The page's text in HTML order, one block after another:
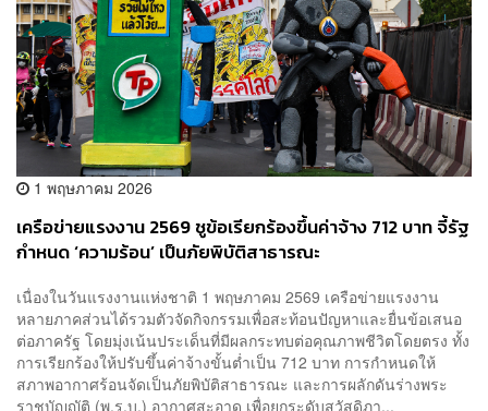
1 พฤษภาคม 2026
เครือข่ายแรงงาน 2569 ชูข้อเรียกร้องขึ้นค่าจ้าง 712 บาท จี้รัฐ
กำหนด ‘ความร้อน’ เป็นภัยพิบัติสาธารณะ
เนื่องในวันแรงงานแห่งชาติ 1 พฤษภาคม 2569 เครือข่ายแรงงาน
หลายภาคส่วนได้รวมตัวจัดกิจกรรมเพื่อสะท้อนปัญหาและยื่นข้อเสนอ
ต่อภาครัฐ โดยมุ่งเน้นประเด็นที่มีผลกระทบต่อคุณภาพชีวิตโดยตรง ทั้ง
การเรียกร้องให้ปรับขึ้นค่าจ้างขั้นต่ำเป็น 712 บาท การกำหนดให้
สภาพอากาศร้อนจัดเป็นภัยพิบัติสาธารณะ และการผลักดันร่างพระ
ราชบัญญัติ (พ.ร.บ.) อากาศสะอาด เพื่อยกระดับสวัสดิภา...